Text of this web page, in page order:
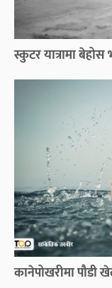
स्कुटर यात्रामा
कानेपोखरीमा पौडी